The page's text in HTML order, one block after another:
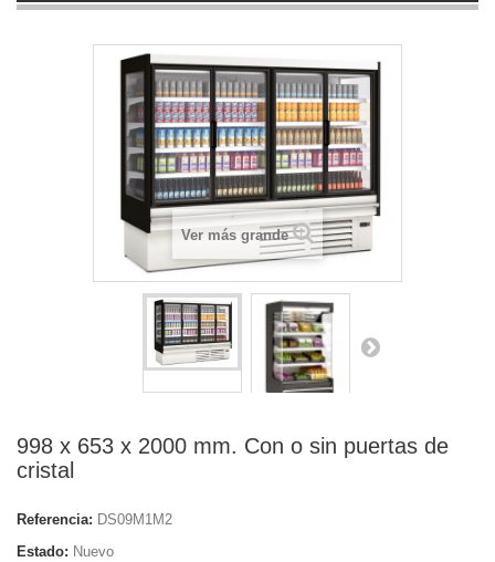
Ver más grande
998 x 653 x 2000 mm. Con o sin puertas de
cristal
Referencia: DS09M1M2
Estado: Nuevo